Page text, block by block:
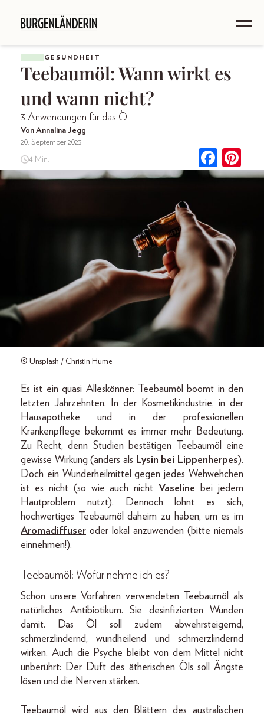
GESUNDHEIT
Teebaumöl: Wann wirkt es
und wann nicht?
3 Anwendungen für das Öl
Von Annalina Jegg
20. September 2023
4 Min.
© Unsplash / Christin Hume
Es ist ein quasi Alleskönner: Teebaumöl boomt in den
letzten Jahrzehnten. In der Kosmetikindustrie, in der
Hausapotheke und in der professionellen
Krankenpflege bekommt es immer mehr Bedeutung.
Zu Recht, denn Studien bestätigen Teebaumöl eine
gewisse Wirkung (anders als Lysin bei Lippenherpes).
Doch ein Wunderheilmittel gegen jedes Wehwehchen
ist es nicht (so wie auch nichtVaseline bei jedem
Hautproblem nutzt). Dennoch lohnt es sich,
hochwertiges Teebaumöl daheim zu haben, um es im
Aromadiffuser oder lokal anzuwenden (bitte niemals
einnehmen!).
Teebaumöl: Wofür nehme ich es?
Schon unsere Vorfahren verwendeten Teebaumöl als
natürliches Antibiotikum. Sie desinfizierten Wunden
damit. Das Öl soll zudem abwehrsteigernd,
schmerzlindernd, wundheilend und schmerzlindernd
wirken. Auch die Psyche bleibt von dem Mittel nicht
unberührt: Der Duft des ätherischen Öls soll Ängste
lösen und die Nerven stärken.
Teebaumöl wird aus den Blättern des australischen